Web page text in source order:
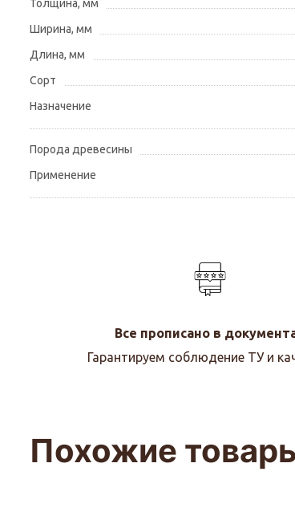
Толщина, мм
Ширина, мм
Длина, мм
Сорт
Назначение
Порода древесины
Применение
Все прописано в
Гарантируем соблюдение ТУ и
Похожие